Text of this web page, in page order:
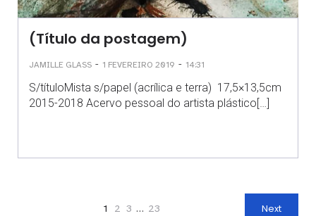
(Título da postagem)
JAMILLE GLASS - 1 FEVEREIRO 2019 - 14:31
S/títuloMista s/papel (acrílica e terra) 17,5×13,5cm
2015-2018 Acervo pessoal do artista plástico[…]
1 2 3 … 23 Next